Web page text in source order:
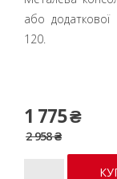
або додаткової
120.
1 775 ₴
2 958 ₴